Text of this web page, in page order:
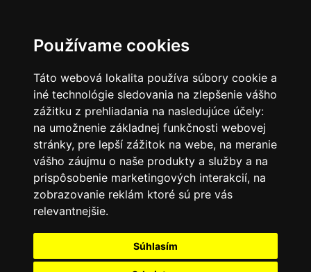
Používame cookies
Táto webová lokalita používa súbory cookie a
iné technológie sledovania na zlepšenie vášho
zážitku z prehliadania na nasledujúce účely:
na umožnenie základnej funkčnosti webovej
stránky, pre lepší zážitok na webe, na meranie
vášho záujmu o naše produkty a služby a na
prispôsobenie marketingových interakcií, na
zobrazovanie reklám ktoré sú pre vás
relevantnejšie.
Súhlasím